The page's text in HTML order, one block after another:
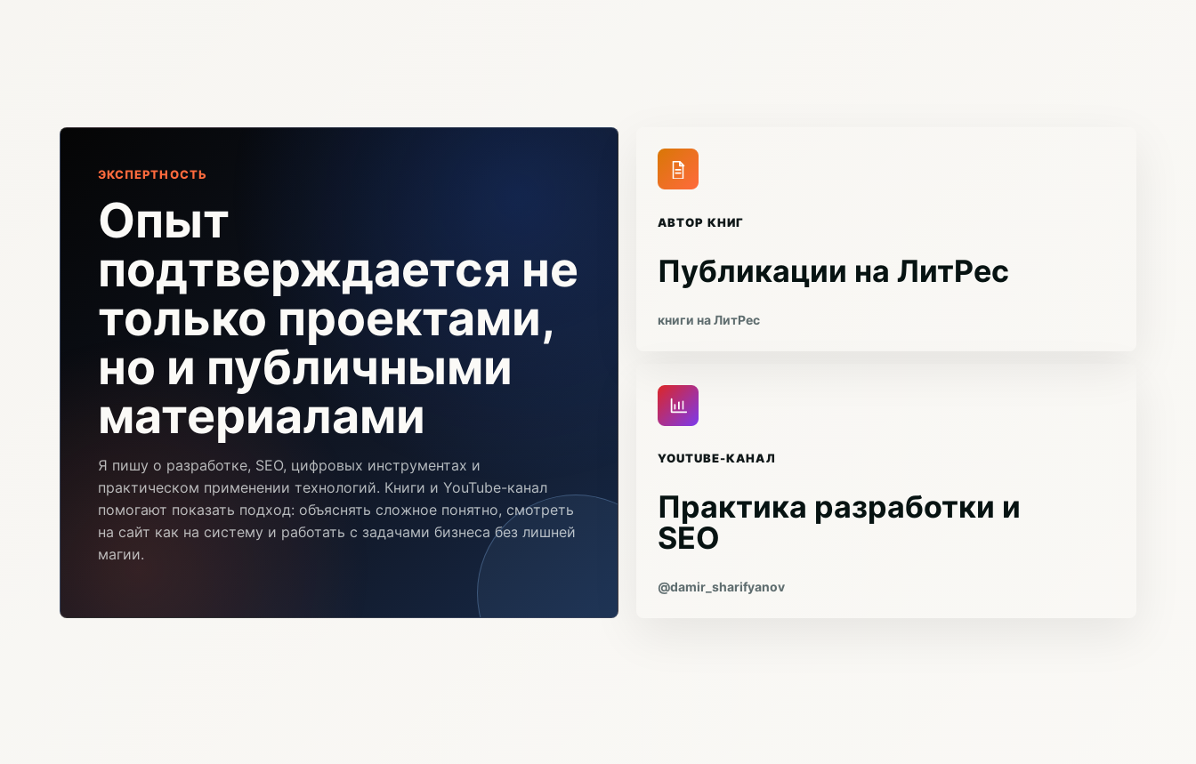
ЭКСПЕРТНОСТЬ
Опыт
подтверждается не
только проектами,
но и публичными
материалами
Я пишу о разработке, SEO, цифровых инструментах и
практическом применении технологий. Книги и YouTube-канал
помогают показать подход: объяснять сложное понятно, смотреть
на сайт как на систему и работать с задачами бизнеса без лишней
магии.
АВТОР КНИГ
Публикации на ЛитРес
книги на ЛитРес
YOUTUBE-КАНАЛ
Практика разработки и
SEO
@damir_sharifyanov